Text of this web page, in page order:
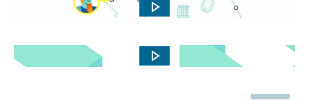
Sehen Sie im Video, was Ridepooling ist.
So funktionierte Pikmi.